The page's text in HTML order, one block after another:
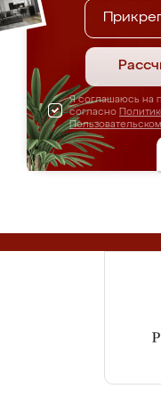
Я соглашаюсь на
согласно